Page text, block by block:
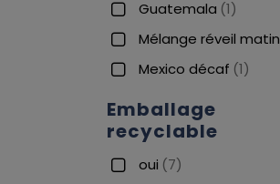
Guatemala (1)
Mélange réveil matin
Mexico décaf (1)
Emballage
recyclable
oui (7)